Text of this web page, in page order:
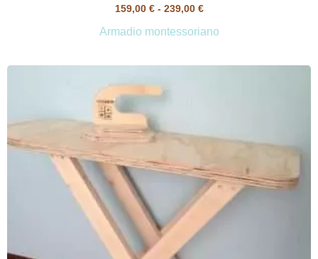
159,00 € - 239,00 €
Armadio montessoriano